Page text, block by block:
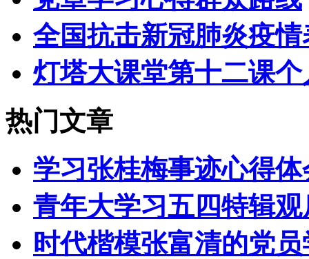
全国抗击新冠肺炎疫
灯塔大课堂第十二课
热门文章
学习张桂梅事迹心得体
青年大学习五四特辑观
时代楷模张富清的党